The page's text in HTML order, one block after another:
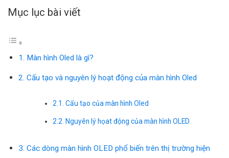
Mục lục bài viết
1. Màn hình Oled là gì?
2. Cấu tạo và nguyên lý hoạt động của màn hình Oled
2.1. Cấu tạo của màn hình Oled
2.2. Nguyên lý họat động của màn hình OLED
3. Các dòng màn hình OLED phổ biến trên thị trường hiện